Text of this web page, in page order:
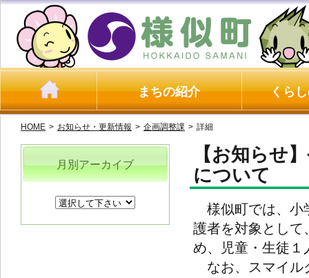
まちの紹介 くら
HOME > お知らせ・更新情報 > 企画調整課 > 詳細
【お知らせ
について
様似町では、小
護者を対象として
め、児童・生徒１
なお、スマイル
月別アーカイブ